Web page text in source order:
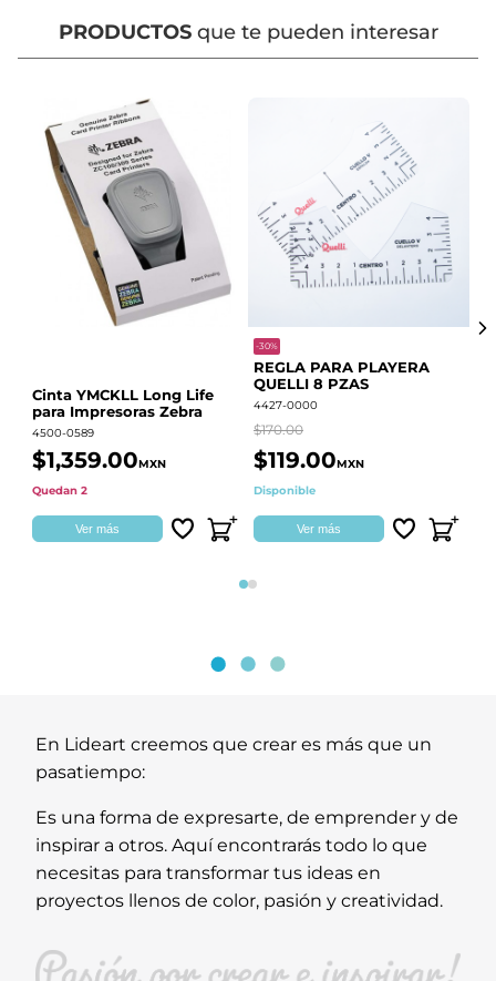
PRODUCTOSque te pueden interesar
Cinta YMCKLL Long Life
para Impresoras Zebra
4500-0589
$1,359.00MXN
Quedan 2
Ver más
-30%
REGLA PARA PLAYERA
QUELLI 8 PZAS
4427-0000
$170.00
$119.00MXN
Disponible
Ver más
Página 1
Página 2
En Lideart creemos que crear es más que un
pasatiempo:
Es una forma de expresarte, de emprender y de
inspirar a otros. Aquí encontrarás todo lo que
necesitas para transformar tus ideas en
proyectos llenos de color, pasión y creatividad.